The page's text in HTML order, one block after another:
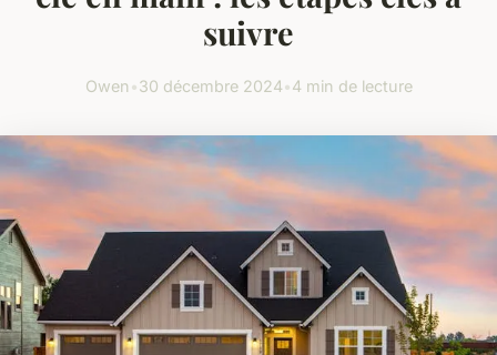
suivre
Owen •30 décembre 2024•4 min de lecture